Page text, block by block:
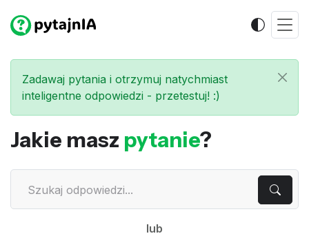
Zadawaj pytania i otrzymuj natychmiast
inteligentne odpowiedzi - przetestuj! :)
Jakie masz pytanie?
lub